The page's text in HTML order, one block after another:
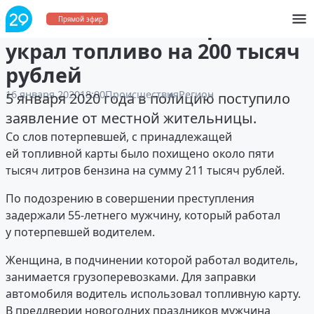
Прямой эфир
Житель Вельского района
украл топливо на 200 тысяч
рублей
16 января 202018:00ПроисшествияРегион
5 января 2020 года в полицию поступило
заявление от местной жительницы.
Со слов потерпевшей, с принадлежащей
ей топливной карты было похищено около пяти
тысяч литров бензина на сумму 211 тысяч рублей.
По подозрению в совершении преступления
задержали 55-летнего мужчину, который работал
у потерпевшей водителем.
Женщина, в подчинении которой работал водитель,
занимается грузоперевозками. Для заправки
автомобиля водитель использовал топливную карту.
В преддверии новогодних праздников мужчина